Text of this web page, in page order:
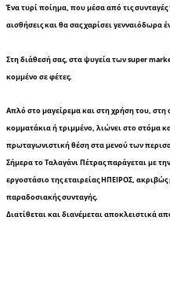
Ένα τυρί ποίημα, που μέσα από τις
αισθήσεις και θα σας χαρίσει γενναιόδωρα
Στη διάθεσή σας, στα ψυγεία των super
κομμένο σε φέτες.
Απλό στο μαγείρεμα και στη χρήση του,
κομματάκια ή τριμμένο, λιώνει στο στόμα
πρωταγωνιστική θέση στα μενού των
Σήμερα το Ταλαγάνι Πέτρας παράγεται με
εργοστάσιο της εταιρείας ΗΠΕΙΡΟΣ, ακριβώς
παραδοσιακής συνταγής.
Διατίθεται και διανέμεται αποκλειστικά